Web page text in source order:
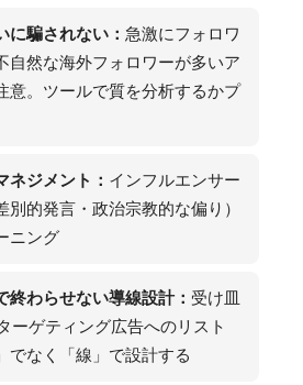
に騙されない： 急激にフォロワ
自然な海外フォロワーが多いア
意。ツールで質を分析するかプ
ネジメント： インフルエンサー
別的発言・政治宗教的な偏り）
ニング
終わらせない導線設計： 受け皿
ーゲティング広告へのリスト
でなく「線」で設計する